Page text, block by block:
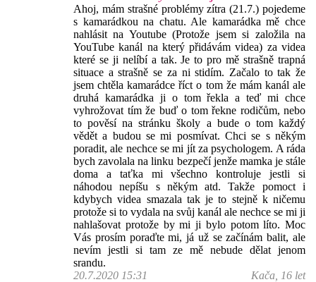
Ahoj, mám strašné problémy zítra (21.7.) pojedeme
s kamarádkou na chatu. Ale kamarádka mě chce
nahlásit na Youtube (Protože jsem si založila na
YouTube kanál na který přidávám videa) za videa
které se ji nelíbí a tak. Je to pro mě strašně trapná
situace a strašně se za ni stidím. Začalo to tak že
jsem chtěla kamarádce říct o tom že mám kanál ale
druhá kamarádka ji o tom řekla a teď mi chce
vyhrožovat tím že buď o tom řekne rodičům, nebo
to pověsí na stránku školy a bude o tom každý
vědět a budou se mi posmívat. Chci se s někým
poradit, ale nechce se mi jít za psychologem. A ráda
bych zavolala na linku bezpečí jenže mamka je stále
doma a taťka mi všechno kontroluje jestli si
náhodou nepíšu s někým atd. Takže pomoct i
kdybych videa smazala tak je to stejně k ničemu
protože si to vydala na svůj kanál ale nechce se mi ji
nahlašovat protože by mi ji bylo potom líto. Moc
Vás prosím poraďte mi, já už se začínám balit, ale
nevím jestli si tam ze mě nebude dělat jenom
srandu.
20.7.2020 15:31
Kača, 16 let